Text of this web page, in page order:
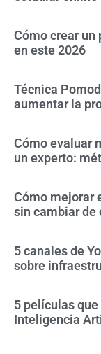
Cómo crear un
en este 2026
Técnica
aumentar la
Cómo evaluar
un experto:
Cómo mejorar
sin cambiar de
5 canales de
sobre
5 películas
Inteligencia